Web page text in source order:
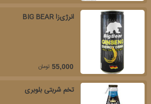
انرژی‌زا BIG BEAR
55,000 تومان
تخم شربتی بلوبری